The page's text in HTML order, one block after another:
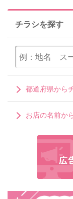
チラシを探す
都道府県から
お店の名前か